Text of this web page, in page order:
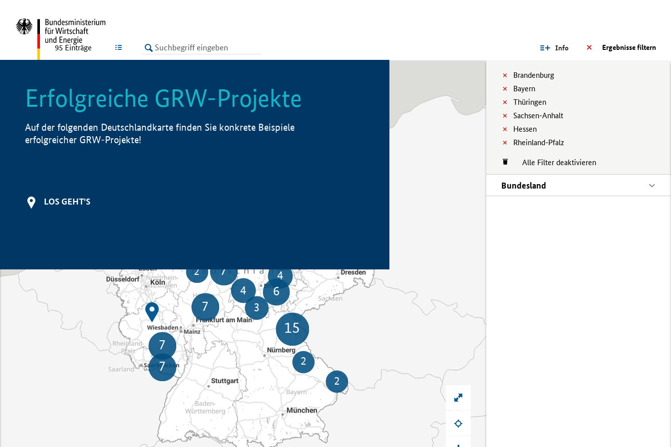
LISTE Ergebnisse filtern
Info
Brandenburg
Bayern
Thüringen
Sachsen-Anhalt
Hessen
Rheinland-Pfalz
Alle Filter deaktivieren
Bundesland
95 Einträge
Erfolgreiche GRW-Projekte
Auf der folgenden Deutschlandkarte finden Sie konkrete Beispiele
erfolgreicher GRW-Projekte!
LOS GEHT'S